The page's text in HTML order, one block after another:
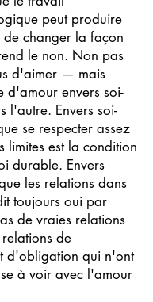
peut produire
de changer la façon
le non. Non pas
d'aimer — mais
d'amour envers soi-
l'autre. Envers soi-
se respecter assez
limites est la condition
durable. Envers
les relations dans
toujours oui par
de vraies relations
de
d'obligation qui n'ont
à voir avec l'amour